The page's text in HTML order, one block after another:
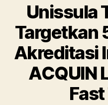
Unissula
Targetkan
Akreditasi
ACQUIN